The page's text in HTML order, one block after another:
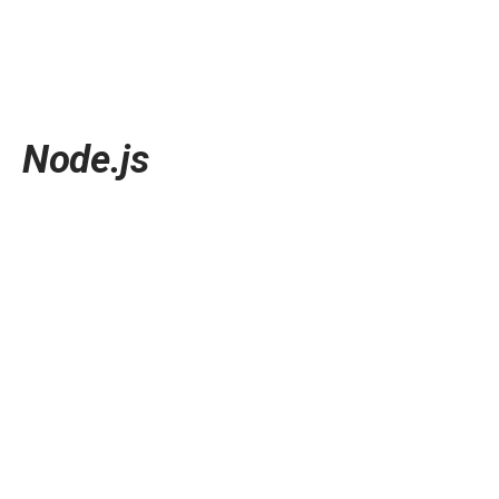
Node.js